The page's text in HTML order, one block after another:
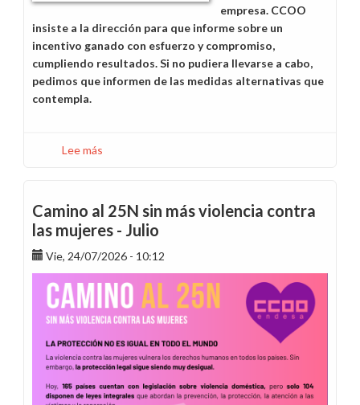
empresa. CCOO
insiste a la dirección para que informe sobre un
incentivo ganado con esfuerzo y compromiso,
cumpliendo resultados. Si no pudiera llevarse a cabo,
pedimos que informen de las medidas alternativas que
contempla.
Lee más
con
el
viaje
de
incentivos
del
colectivo
B2B
de
Endesa
aplazado
Camino al 25N sin más violencia contra
las mujeres - Julio
Vie, 24/07/2026 - 10:12